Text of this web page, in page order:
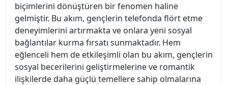
biçimlerini dönüştüren bir fenomen haline
gelmiştir. Bu akım, gençlerin telefonda flört etme
deneyimlerini artırmakta ve onlara yeni sosyal
bağlantılar kurma fırsatı sunmaktadır. Hem
eğlenceli hem de etkileşimli olan bu akım, gençlerin
sosyal becerilerini geliştirmelerine ve romantik
ilişkilerde daha güçlü temellere sahip olmalarına